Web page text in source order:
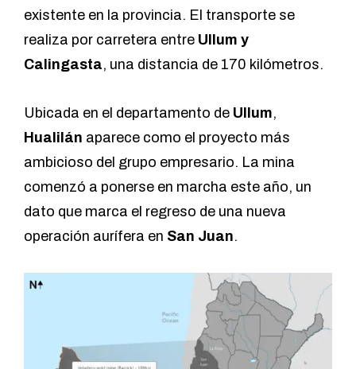
existente en la provincia. El transporte se
realiza por carretera entre Ullum y
Calingasta, una distancia de 170 kilómetros.
Ubicada en el departamento de Ullum,
Hualilán aparece como el proyecto más
ambicioso del grupo empresario. La mina
comenzó a ponerse en marcha este año, un
dato que marca el regreso de una nueva
operación aurífera en San Juan.